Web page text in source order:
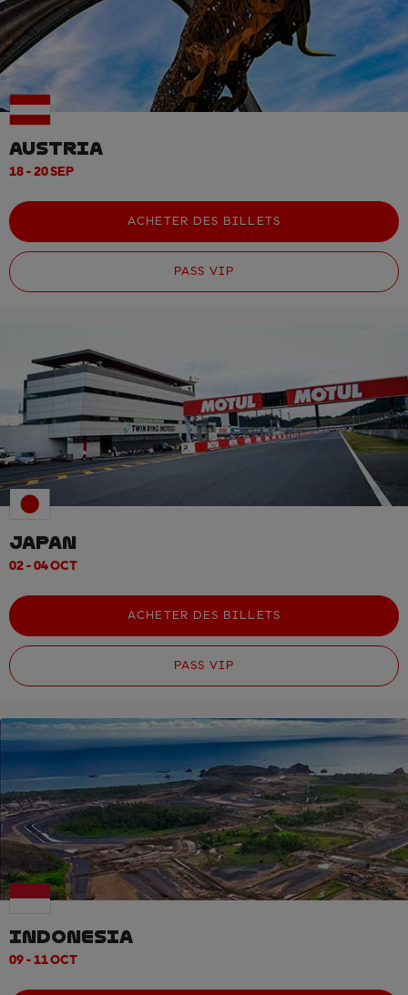
AUSTRIA
18 - 20 SEP
ACHETER DES BILLETS
PASS VIP
JAPAN
02 - 04 OCT
ACHETER DES BILLETS
PASS VIP
INDONESIA
09 - 11 OCT